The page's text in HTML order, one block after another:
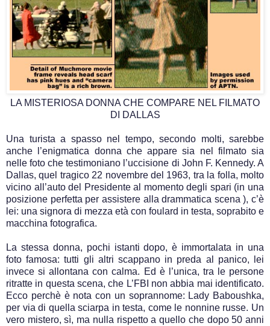
LA MISTERIOSA DONNA CHE COMPARE NEL FILMATO
DI DALLAS
Una turista a spasso nel tempo, secondo molti, sarebbe
anche l’enigmatica donna che appare sia nel filmato sia
nelle foto che testimoniano l’uccisione di John F. Kennedy. A
Dallas, quel tragico 22 novembre del 1963, tra la folla, molto
vicino all’auto del Presidente al momento degli spari (in una
posizione perfetta per assistere alla drammatica scena ), c’è
lei: una signora di mezza età con foulard in testa, soprabito e
macchina fotografica.
La stessa donna, pochi istanti dopo, è immortalata in una
foto famosa: tutti gli altri scappano in preda al panico, lei
invece si allontana con calma. Ed è l’unica, tra le persone
ritratte in questa scena, che L’FBI non abbia mai identificato.
Ecco perchè è nota con un soprannome: Lady Baboushka,
per via di quella sciarpa in testa, come le nonnine russe. Un
vero mistero, sì, ma nulla rispetto a quello che dopo 50 anni